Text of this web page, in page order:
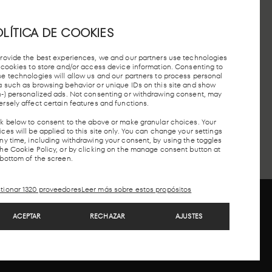
DE COOKIES
the best experiences, we and our partners use technologies
to store and/or access device information. Consenting to
technologies will allow us and our partners to process personal
such as browsing behavior or unique IDs on this site and show
) personalized ads. Not consenting or withdrawing consent, may
affect certain features and functions.
below to consent to the above or make granular choices. Your
will be applied to this site only. You can change your settings
time, including withdrawing your consent, by using the toggles
Cookie Policy, or by clicking on the manage consent button at
of the screen.
1320 proveedoresLeer más sobre estos propósitos
ACEPTAR RECHAZAR AJUSTES
TAXIS
CONTACTO
CONTACTO